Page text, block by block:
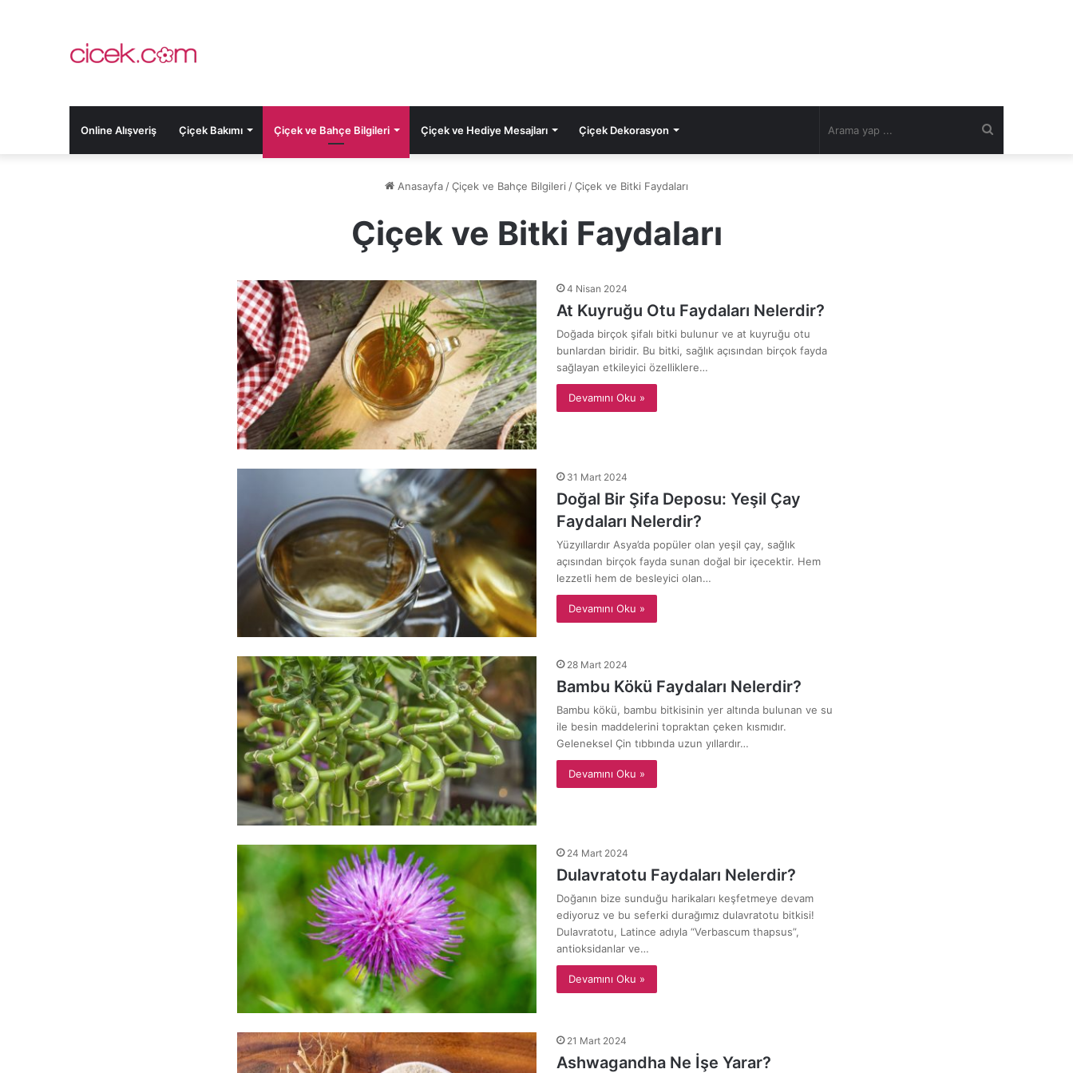
Online Alışveriş Çiçek Bakımı Çiçek ve Bahçe Bilgileri Çiçek ve Hediye Mesajları Çiçek Dekorasyon
Anasayfa /Çiçek ve Bahçe Bilgileri /Çiçek ve Bitki Faydaları
Çiçek ve Bitki Faydaları
4 Nisan 2024
At Kuyruğu Otu Faydaları Nelerdir?
Doğada birçok şifalı bitki bulunur ve at kuyruğu otu
bunlardan biridir. Bu bitki, sağlık açısından birçok fayda
sağlayan etkileyici özelliklere…
Devamını Oku »
31 Mart 2024
Doğal Bir Şifa Deposu: Yeşil Çay
Faydaları Nelerdir?
Yüzyıllardır Asya’da popüler olan yeşil çay, sağlık
açısından birçok fayda sunan doğal bir içecektir. Hem
lezzetli hem de besleyici olan…
Devamını Oku »
28 Mart 2024
Bambu Kökü Faydaları Nelerdir?
Bambu kökü, bambu bitkisinin yer altında bulunan ve su
ile besin maddelerini topraktan çeken kısmıdır.
Geleneksel Çin tıbbında uzun yıllardır…
Devamını Oku »
24 Mart 2024
Dulavratotu Faydaları Nelerdir?
Doğanın bize sunduğu harikaları keşfetmeye devam
ediyoruz ve bu seferki durağımız dulavratotu bitkisi!
Dulavratotu, Latince adıyla “Verbascum thapsus”,
antioksidanlar ve…
Devamını Oku »
21 Mart 2024
Ashwagandha Ne İşe Yarar?